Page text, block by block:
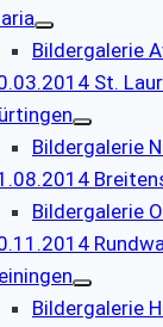
Bildergalerie
St.
Bildergalerie
Bildergalerie
Bildergalerie